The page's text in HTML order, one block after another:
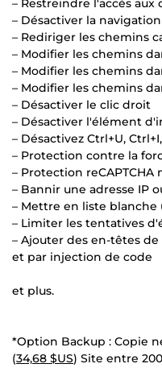
– Restreindre l'accès
– Désactiver la
– Rediriger les chemins
– Modifier les chemins
– Modifier les chemins
– Modifier les chemins
– Désactiver le clic droit
– Désactiver l'élément
– Désactivez Ctrl+U,
– Protection contre la
– Protection
– Bannir une adresse IP
– Mettre en liste blanche
– Limiter les tentatives
– Ajouter des en-têtes de
et par injection de code
et plus.
*Option Backup : Copie
(34,68 $US) Site entre